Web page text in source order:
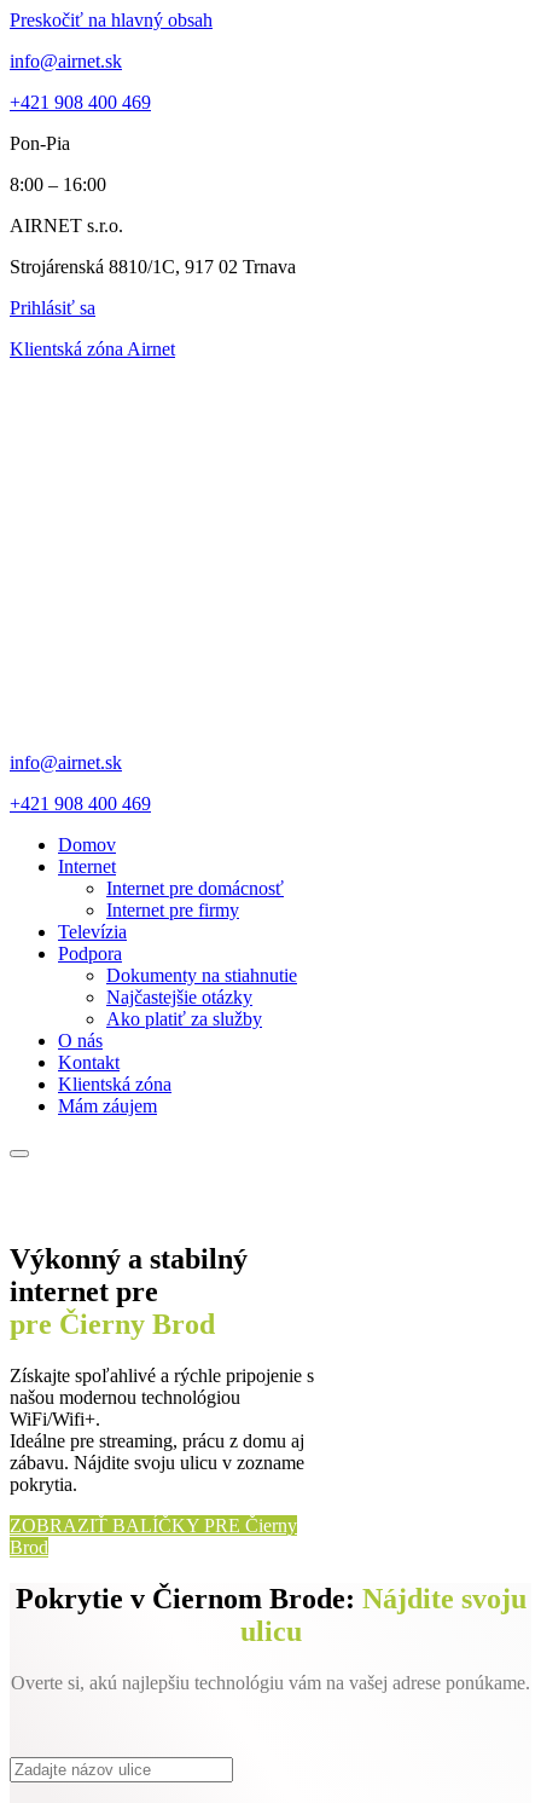
Preskočiť na hlavný obsah
info@airnet.sk
+421 908 400 469
Pon-Pia
8:00 – 16:00
AIRNET s.r.o.
Strojárenská 8810/1C, 917 02 Trnava
Prihlásiť sa
Klientská zóna Airnet
info@airnet.sk
+421 908 400 469
Domov
Internet
Internet pre domácnosť
Internet pre firmy
Televízia
Podpora
Dokumenty na stiahnutie
Najčastejšie otázky
Ako platiť za služby
O nás
Kontakt
Klientská zóna
Mám záujem
Výkonný a stabilný
internet pre
pre Čierny Brod
Získajte spoľahlivé a rýchle pripojenie s
našou modernou technológiou
WiFi/Wifi+.
Ideálne pre streaming, prácu z domu aj
zábavu. Nájdite svoju ulicu v zozname
pokrytia.
ZOBRAZIŤ BALÍČKY PRE Čierny
Brod
Pokrytie v Čiernom Brode: Nájdite svoju
ulicu
Overte si, akú najlepšiu technológiu vám na vašej adrese ponúkame.